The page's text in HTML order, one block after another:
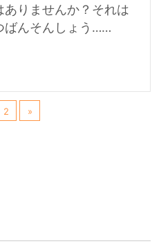
りませんか？それは
ばんそんしょう……
2 »